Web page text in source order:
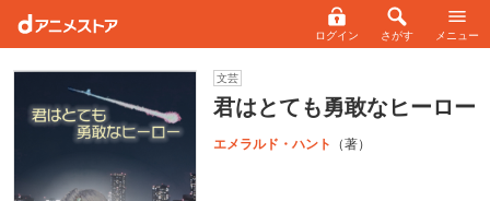
ログイン さがす メニュー
文芸
君はとても勇敢なヒーロー
エメラルド・ハント （著）